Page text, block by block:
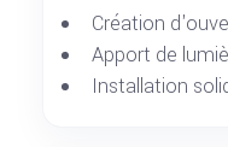
Création
Apport de
Installation